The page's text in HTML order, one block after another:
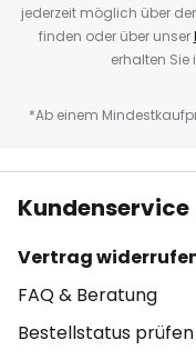
jederzeit möglich über
finden oder über unser
erhalten Sie
*Ab einem
Kundenservice
Vertrag
FAQ & Beratung
Bestellstatus prüfen